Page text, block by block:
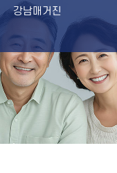
강남매거진